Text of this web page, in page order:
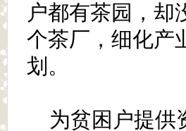
户都有茶园，却
个茶厂，细化产
划。
为贫困户提供